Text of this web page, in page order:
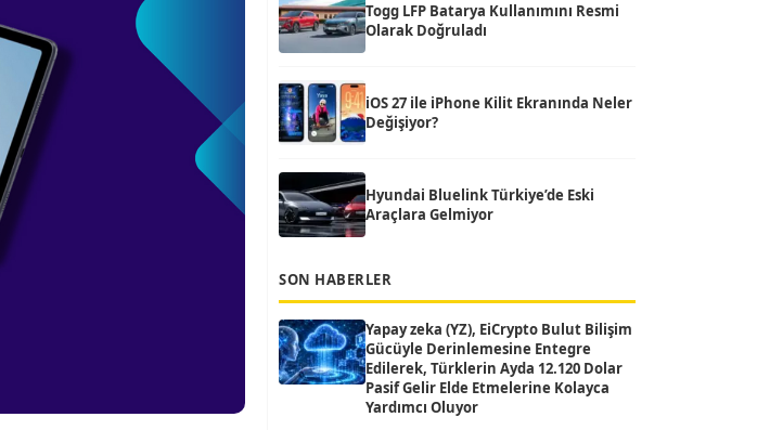
Togg LFP Batarya Kullanımını Resmi
Olarak Doğruladı
iOS 27 ile iPhone Kilit Ekranında Neler
Değişiyor?
Hyundai Bluelink Türkiye’de Eski
Araçlara Gelmiyor
SON HABERLER
Yapay zeka (YZ), EiCrypto Bulut Bilişim
Gücüyle Derinlemesine Entegre
Edilerek, Türklerin Ayda 12.120 Dolar
Pasif Gelir Elde Etmelerine Kolayca
Yardımcı Oluyor